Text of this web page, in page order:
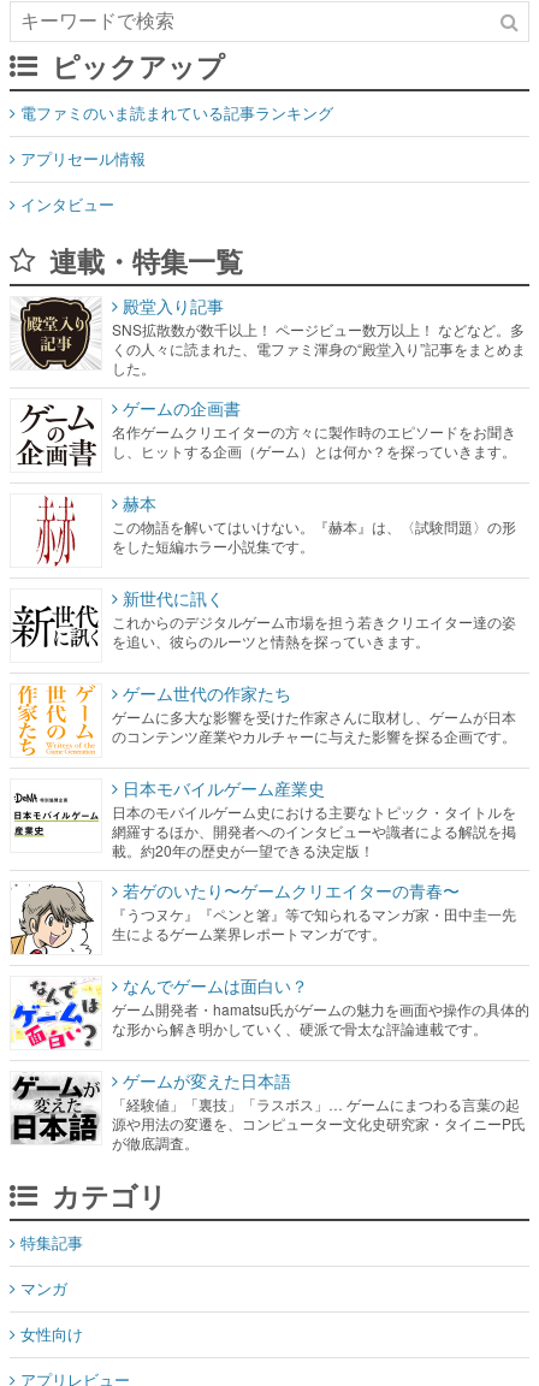
ピックアップ
電ファミのいま読まれている記事ランキング
アプリセール情報
インタビュー
連載・特集一覧
殿堂入り記事
SNS拡散数が数千以上！ ページビュー数万以上！ などなど。多
くの人々に読まれた、電ファミ渾身の“殿堂入り”記事をまとめま
した。
ゲームの企画書
名作ゲームクリエイターの方々に製作時のエピソードをお聞き
し、ヒットする企画（ゲーム）とは何か？を探っていきます。
赫本
この物語を解いてはいけない。『赫本』は、〈試験問題〉の形
をした短編ホラー小説集です。
新世代に訊く
これからのデジタルゲーム市場を担う若きクリエイター達の姿
を追い、彼らのルーツと情熱を探っていきます。
ゲーム世代の作家たち
ゲームに多大な影響を受けた作家さんに取材し、ゲームが日本
のコンテンツ産業やカルチャーに与えた影響を探る企画です。
日本モバイルゲーム産業史
日本のモバイルゲーム史における主要なトピック・タイトルを
網羅するほか、開発者へのインタビューや識者による解説を掲
載。約20年の歴史が一望できる決定版！
若ゲのいたり〜ゲームクリエイターの青春〜
『うつヌケ』『ペンと箸』等で知られるマンガ家・田中圭一先
生によるゲーム業界レポートマンガです。
なんでゲームは面白い？
ゲーム開発者・hamatsu氏がゲームの魅力を画面や操作の具体的
な形から解き明かしていく、硬派で骨太な評論連載です。
ゲームが変えた日本語
「経験値」「裏技」「ラスボス」… ゲームにまつわる言葉の起
源や用法の変遷を、コンピューター文化史研究家・タイニーP氏
が徹底調査。
カテゴリ
特集記事
マンガ
女性向け
アプリレビュー